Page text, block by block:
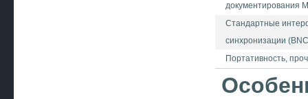
документирования
Стандартные
синхронизации
Портативность,